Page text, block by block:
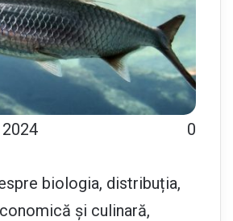
0
biologia, distribuția,
și culinară,